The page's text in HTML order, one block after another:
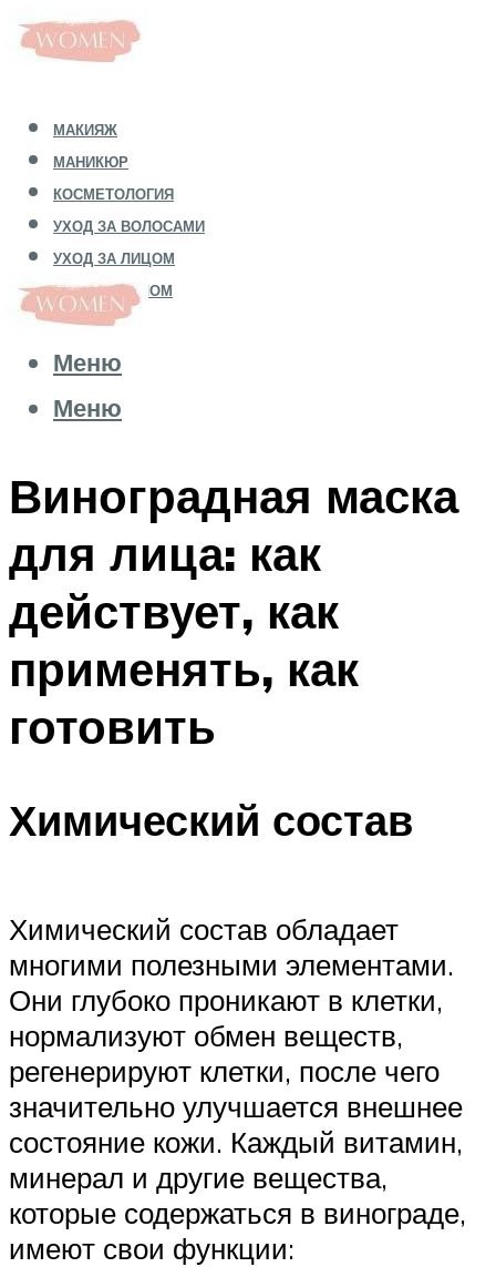
МАКИЯЖ
МАНИКЮР
КОСМЕТОЛОГИЯ
УХОД ЗА ВОЛОСАМИ
УХОД ЗА ЛИЦОМ
УХОД ЗА ТЕЛОМ
Меню
Меню
Виноградная маска
для лица: как
действует, как
применять, как
готовить
Химический состав
Химический состав обладает
многими полезными элементами.
Они глубоко проникают в клетки,
нормализуют обмен веществ,
регенерируют клетки, после чего
значительно улучшается внешнее
состояние кожи. Каждый витамин,
минерал и другие вещества,
которые содержаться в винограде,
имеют свои функции: